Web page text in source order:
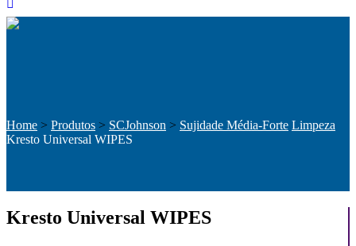
Home > Produtos > SCJohnson > Sujidade Média-Forte Limpeza
Kresto Universal WIPES
Kresto Universal WIPES